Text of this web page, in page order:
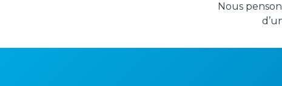
Nous